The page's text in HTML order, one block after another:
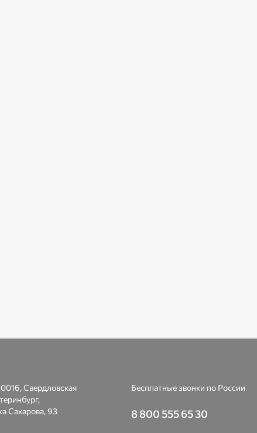
Свердловская
Сахарова, 93
Бесплатные звонки по России
8 800 555 65 30